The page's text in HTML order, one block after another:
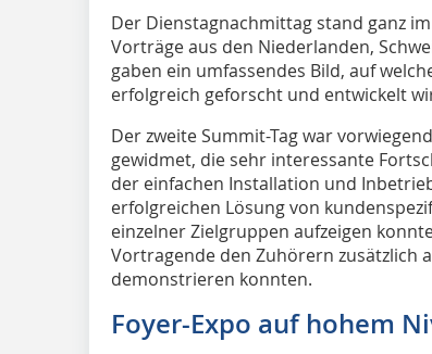
Der Dienstagnachmittag stand ganz
Vorträge aus den Niederlanden,
gaben ein umfassendes Bild, auf
erfolgreich geforscht und entwickelt
Der zweite Summit-Tag war
gewidmet, die sehr interessante
der einfachen Installation und
erfolgreichen Lösung von
einzelner Zielgruppen aufzeigen
Vortragende den Zuhörern zusätzlich
demonstrieren konnten.
Foyer-Expo auf hohem